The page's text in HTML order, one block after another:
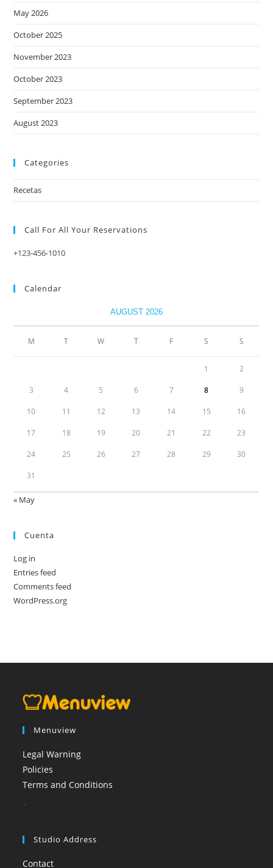
May 2026
October 2025
November 2023
October 2023
September 2023
August 2023
Categories
Recetas
Call For All Your​ Reservations
+123-456-1010
Calendar
AUGUST 2026
M T W T F S S
1 2
3 4 5 6 7 8 9
10 11 12 13 14 15 16
17 18 19 20 21 22 23
24 25 26 27 28 29 30
31
« May
Cuenta
Log in
Entries feed
Comments feed
WordPress.org
Menuview
Legal Warning
Policies
Terms and Conditions
Studio Address
Contact